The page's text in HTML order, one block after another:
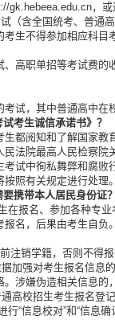
gk.hebeea.edu.cn，
（含全国统考、普
生不得参加相应科
高职单招等考试费
试，其中普通高中
考生诚信承诺书》？
都阅知和了解国家
法院最高人民检察
试中徇私舞弊和腐
按照有关规定进行处理
携带本人居民身份证
在报名、参加各种专
名，后果由考生自
注销学籍，否则不得
加强对考生报名信
涉嫌伪造相关信息的
高校招生考生报名
“信息校对”和“信息